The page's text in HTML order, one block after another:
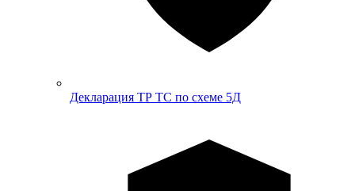
Декларация ТР ТС по схеме 5Д